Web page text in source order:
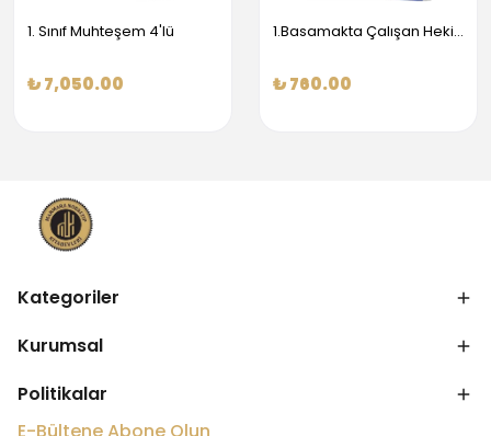
1. Sınıf Muhteşem 4'lü
₺ 7,050.00
1.Basamakta Çalışan Hekimler İçin Temel Obstetrik Ve Jinekoloji Bilgisi
₺ 760.00
Kategoriler
Kurumsal
Politikalar